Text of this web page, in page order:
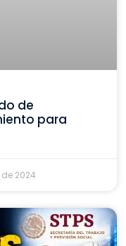
de
para
2024